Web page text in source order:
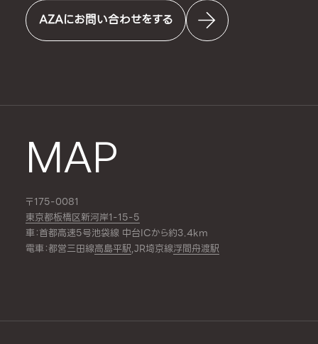
AZAにお問い合わせをする
MAP
〒175-0081
東京都板橋区新河岸1-15-5
車：首都高速5号池袋線 中台ICから約3.4km
電車：都営三田線高島平駅,JR埼京線浮間舟渡駅